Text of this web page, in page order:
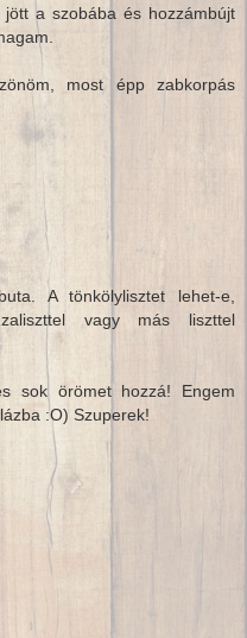
a szobába és hozzámbújt
most épp zabkorpás
A tönkölylisztet lehet-e,
vagy más liszttel
sok örömet hozzá! Engem
:O) Szuperek!